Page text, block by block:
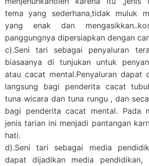
tema yang sederhana,tidak muluk
yang enak dan
panggungnya dipersiapkan dengan
c).Seni tari sebagai penyaluran
biasaanya di tunjukan untuk
atau cacat mental.Penyaluran dapat
langsung bagi penderita cacat
tuna wicara dan tuna rungu , dan
bagi penderita cacat mental. Pada
jenis tarian ini menjadi pantangan
hati.
d).Seni tari sebagai media
dapat dijadikan media pendidikan,